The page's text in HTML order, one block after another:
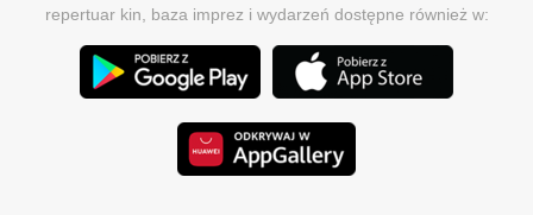
repertuar kin, baza imprez i wydarzeń dostępne również w: